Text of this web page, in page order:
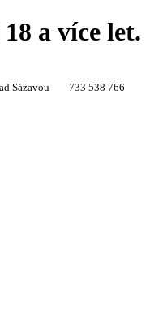
a více let.
Sázavou
733 538 766